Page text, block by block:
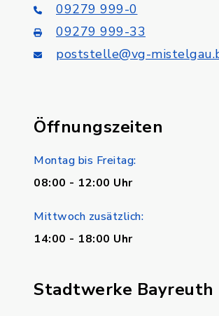
09279 999-0
09279 999-33
poststelle@vg-
Öffnungszeiten
Montag bis Freitag:
08:00 - 12:00 Uhr
Mittwoch zusätzlich:
14:00 - 18:00 Uhr
Stadtwerke Bayreuth